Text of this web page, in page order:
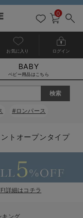
戻る
送料無料アイテム全て
ワンピース
スカート
パジャマ
戻る
ブラキャミ おまとめ
戻る
【37周年祭セール】
【37周年祭セール】
戻る
気温差別オススメア
【15℃】3月下旬～
戻る
動きやすく着回しで
戻る
強撚スムース(コスパ
戻る
マタニティウェア
【おまとめ割】パジ
戻る
こだわりの履き心地
カジュアル
オフィス
戻る
ジャケット派
きれいめ美脚パンツ派
ツィード派
戻る
出産準備応援割全て
マタニティパジャマ
戻る
【オフィスカジュア
戻る
レギンスタイプ
戻る
【フォーマル】ワン
戻る
【ベビー】長袖
戻る
ハンカチ
短肌着
セット
戻る
快適ウェア10%OFF
快適ウェア10%OFF
戻る
春のマタニティワン
セットアップ・ レイ
ジャンパースカート/
ワーク・オフィス
戻る
Gift Selection 出産
〜3,000円（税込）
10,001円（税込）〜
女の子におススメの
戻る
冬の冷え対策インナ
薄くてあったか
保温&リカバリー
レギンス・タイツ
戻る
入院準備の持ち物チ
入院してすぐ使うグ
戻る
冬のあったか特集全て
【冬のあったか特集
【冬のあったか特集
0
お気に入り ログイン
BABY
ベビー用品はこちら
#ロンパース
トオープンタイプ
詳細はコチラ
キング